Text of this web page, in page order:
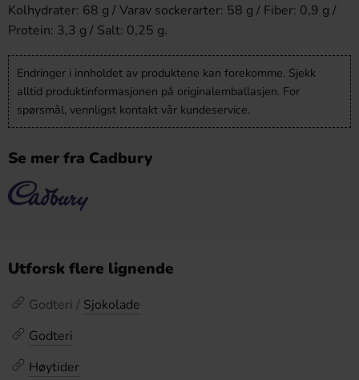
Kolhydrater: 68 g / Varav sockerarter: 58 g / Fiber: 0,9 g /
Protein: 3,3 g / Salt: 0,25 g.
Endringer i innholdet av produktene kan forekomme. Sjekk
alltid produktinformasjonen på originalemballasjen. For
spørsmål, vennligst kontakt vår kundeservice.
Se mer fra Cadbury
Utforsk flere lignende
Godteri / Sjokolade
Godteri
Høytider